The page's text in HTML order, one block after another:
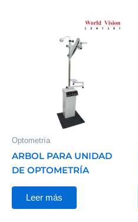
Optometría
ARBOL PARA UNIDAD
DE OPTOMETRÍA
Leer más